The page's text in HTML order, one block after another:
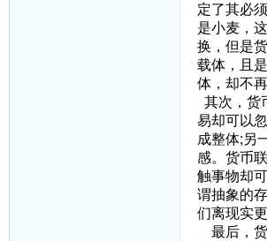
定了其必
是小麦，
换，但是
载体，且
体，却不
其次，货
易却可以
成整体;另
感。货币
触事物却
谓抽象的
们离现实
最后，货